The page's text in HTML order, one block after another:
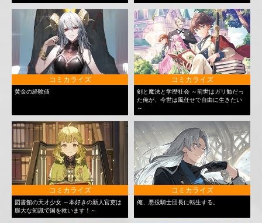
コミカライズ
黄金の経験値
コミカライズ
剣と魔法と学歴社会 ～前世はガリ勉だっ
た俺が、今世は風任せで自由に生きたい
～
コミカライズ
図書館の天才少女 ～本好きの新人官吏は
膨大な知識で国を救います！～
コミカライズ
俺、悪役騎士団長に転生する。